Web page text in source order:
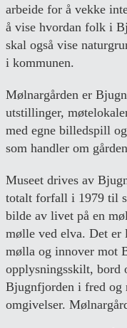
arbeide for å vekke
å vise hvordan folk i
skal også vise
i kommunen.
Mølnargården er
utstillinger,
med egne billedspill
som handler om
Museet drives av
totalt forfall i 1979 til
bilde av livet på en
mølle ved elva. Det er
mølla og innover mot
opplysningsskilt, bord
Bjugnfjorden i fred og
omgivelser.